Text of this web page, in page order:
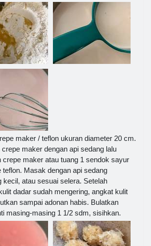
maker / teflon ukuran diameter 20 cm.
maker dengan api sedang lalu
crepe maker atau tuang 1 sendok sayur
teflon. Masak dengan api sedang
kecil, atau sesuai selera. Setelah
dadar sudah mengering, angkat kulit
sampai adonan habis. Bulatkan
masing-masing 1 1/2 sdm, sisihkan.